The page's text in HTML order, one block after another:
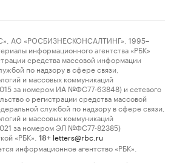
АО «РОСБИЗНЕСКОНСАЛТИНГ», 1995–
информационного агентства «РБК»
средства массовой информации
по надзору в сфере связи,
и массовых коммуникаций
за номером ИА №ФС77-63848) и сетевого
о регистрации средства массовой
службой по надзору в сфере связи,
и массовых коммуникаций
за номером ЭЛ №ФС77-82385)
«РБК».
18+ letters@rbc.ru
информационное агентство «РБК».